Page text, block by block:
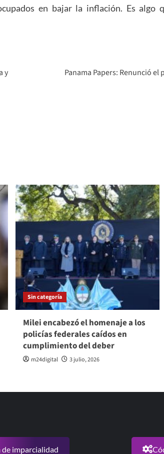
en bajar la inflación. Es algo
y
Panama Papers: Renunció
Sin categoría
Milei encabezó el homenaje a los
policías federales caídos en
cumplimiento del deber
m24digital 3 julio, 2026
imparcialidad